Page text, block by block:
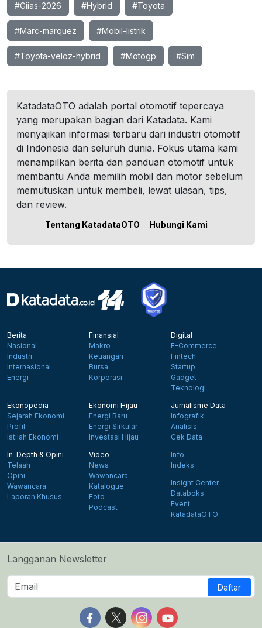
#Giias-2026 #Hybrid #Toyota
#Marc-marquez #Mobil-listrik
#Toyota-veloz-hybrid #Motogp #Sim
KatadataOTO adalah portal otomotif tepercaya
yang merupakan bagian dari Katadata. Kami
menyajikan informasi terbaru dari industri otomotif
di Indonesia dan seluruh dunia. Fokus utama kami
menampilkan berita dan panduan otomotif untuk
membantu Anda memilih mobil dan motor sebelum
memutuskan untuk membeli, lewat ulasan, tips,
dan review.
Tentang KatadataOTO Hubungi Kami
Berita
Nasional
Industri
Internasional
Energi
Finansial
Makro
Keuangan
Bursa
Korporasi
Digital
E-Commerce
Fintech
Startup
Gadget
Teknologi
Ekonopedia
Sejarah Ekonomi
Profil
Istilah Ekonomi
Ekonomi Hijau
Energi Baru
Energi Sirkular
Investasi Hijau
Jurnalisme Data
Infografik
Analisis
Cek Data
In-Depth & Opini
Telaah
Opini
Wawancara
Laporan Khusus
Video
News
Wawancara
Katalogue
Foto
Podcast
Info
Indeks
Insight Center
Databoks
Event
KatadataOTO
Langganan Newsletter
Daftar
Follow us on Facebook
Follow us on X
Follow us on Instagram
Follow us on